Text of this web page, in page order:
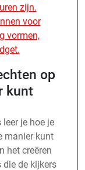
zijn.
voor
vormen,
op
kunt
je hoe je
manier kunt
het creëren
die de kijkers